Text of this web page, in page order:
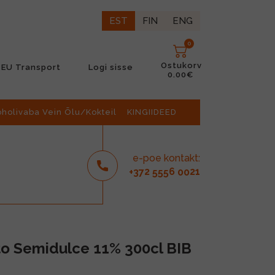
EST FIN ENG
EU Transport Logi sisse
0
Ostukorv
0.00€
Vein Õlu/Kokteil KINGIIDEED
e-poe kontakt:
+372 5556 0021
Semidulce 11% 300cl BIB